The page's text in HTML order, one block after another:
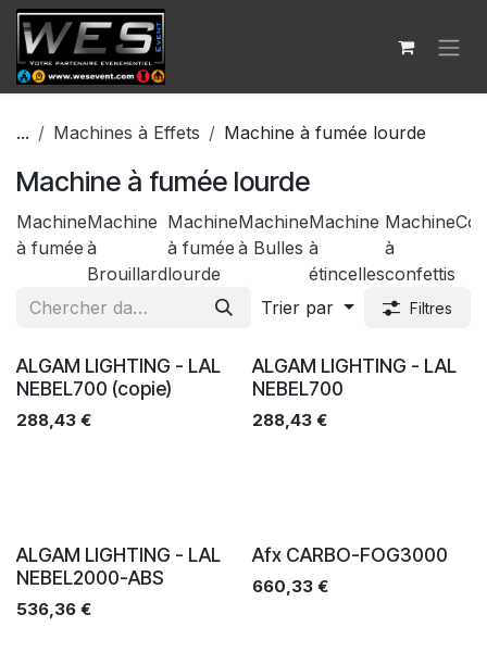
Se rendre au contenu
... Machines à Effets Machine à fumée lourde
Machine à fumée lourde
Machine
à fumée
Machine
à
Brouillard
Machine
à fumée
lourde
Machine
à Bulles
Machine
à
étincelles
Machine
à
confettis
Co2
Trier par Filtres
Ventes
ALGAM LIGHTING - LAL
NEBEL700 (copie)
288,43 €
Ventes
ALGAM LIGHTING - LAL
NEBEL700
288,43€
Ventes
ALGAM LIGHTING - LAL
NEBEL2000-ABS
536,36 €
Ventes
Afx CARBO-FOG3000
660,33€